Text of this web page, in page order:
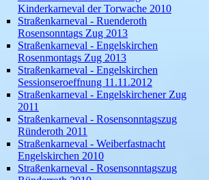
Kinderkarneval der Torwache 2010
Straßenkarneval - Ruenderoth
Rosensonntags Zug 2013
Straßenkarneval - Engelskirchen
Rosenmontags Zug 2013
Straßenkarneval - Engelskirchen
Sessionseroeffnung 11.11.2012
Straßenkarneval - Engelskirchener Zug
2011
Straßenkarneval - Rosensonntagszug
Ründeroth 2011
Straßenkarneval - Weiberfastnacht
Engelskirchen 2010
Straßenkarneval - Rosensonntagszug